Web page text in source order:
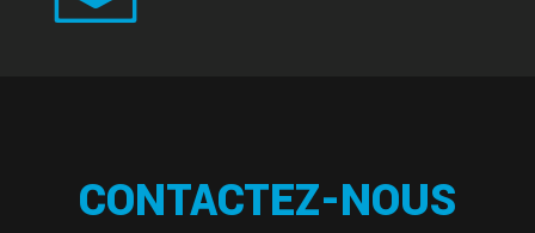
CONTACTEZ-NOUS